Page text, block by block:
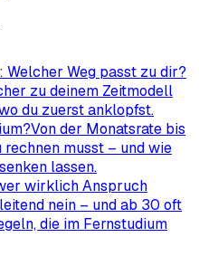
Weg passt zu dir?
zu deinem Zeitmodell
du zuerst anklopfst.
Von der Monatsrate bis
musst – und wie
lassen.
wirklich Anspruch
nein – und ab 30 oft
die im Fernstudium